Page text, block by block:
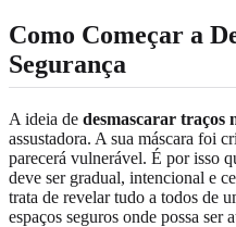
Como Começar a
Segurança
A ideia de desmascarar traços
assustadora. A sua máscara foi
parecerá vulnerável. É por isso
deve ser gradual, intencional e
trata de revelar tudo a todos de
espaços seguros onde possa ser